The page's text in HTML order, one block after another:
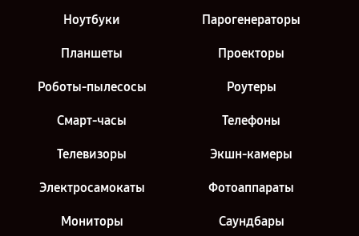
Ноутбуки Парогенераторы
Планшеты Проекторы
Роботы-пылесосы Роутеры
Смарт-часы Телефоны
Телевизоры Экшн-камеры
Электросамокаты Фотоаппараты
Мониторы Саундбары